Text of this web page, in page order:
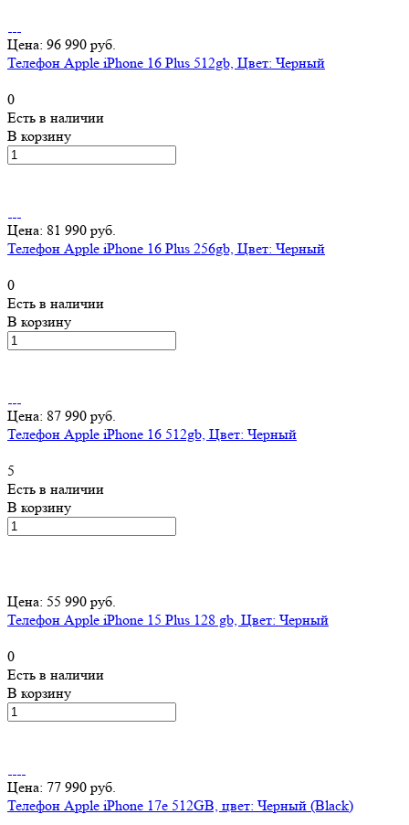
Цена: 96 990 руб.
Телефон Apple iPhone 16 Plus 512gb, Цвет: Черный
0
Есть в наличии
В корзину
Цена: 81 990 руб.
Телефон Apple iPhone 16 Plus 256gb, Цвет: Черный
0
Есть в наличии
В корзину
Цена: 87 990 руб.
Телефон Apple iPhone 16 512gb, Цвет: Черный
5
Есть в наличии
В корзину
Цена: 55 990 руб.
Телефон Apple iPhone 15 Plus 128 gb, Цвет: Черный
0
Есть в наличии
В корзину
Цена: 77 990 руб.
Телефон Apple iPhone 17e 512GB, цвет: Черный (Black)